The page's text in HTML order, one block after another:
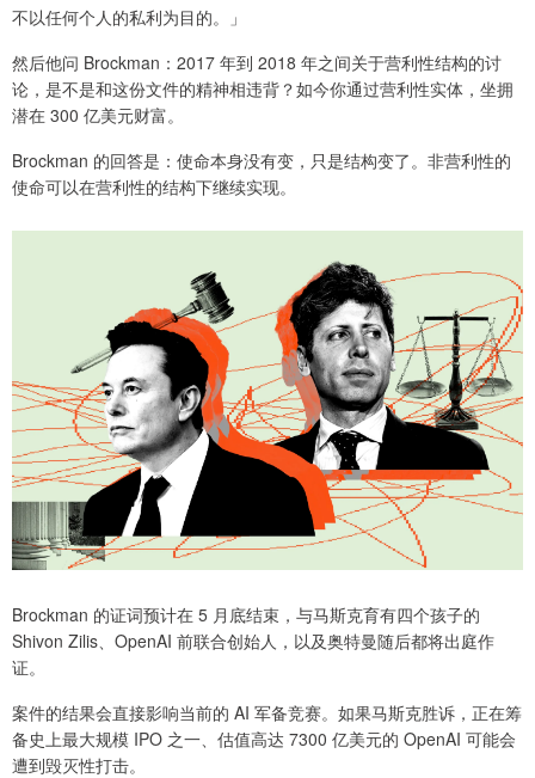
不以任何个人的私利为目的。」
然后他问 Brockman：2017 年到 2018 年之间关于营利性结构的讨
论，是不是和这份文件的精神相违背？如今你通过营利性实体，坐拥
潜在 300 亿美元财富。
Brockman 的回答是：使命本身没有变，只是结构变了。非营利性的
使命可以在营利性的结构下继续实现。
Brockman 的证词预计在 5 月底结束，与马斯克育有四个孩子的
Shivon Zilis、OpenAI 前联合创始人，以及奥特曼随后都将出庭作
证。
案件的结果会直接影响当前的 AI 军备竞赛。如果马斯克胜诉，正在筹
备史上最大规模 IPO 之一、估值高达 7300 亿美元的 OpenAI 可能会
遭到毁灭性打击。